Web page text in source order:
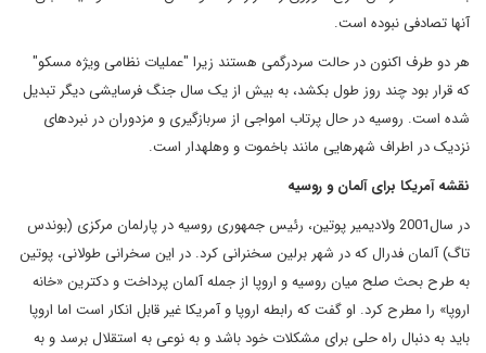
آنها تصادفی نبوده است.
هر دو طرف اکنون در حالت سردرگمی هستند زیرا "عملیات نظامی ویژه مسکو"
که قرار بود چند روز طول بکشد، به بیش از یک سال جنگ فرسایشی دیگر تبدیل
شده است. روسیه در حال پرتاب امواجی از سربازگیری و مزدوران در نبردهای
نزدیک در اطراف شهرهایی مانند باخموت و وهلهدار است.
نقشه آمریکا برای آلمان و روسیه
در سال2001 ولادیمیر پوتین، رئیس جمهوری روسیه در پارلمان مرکزی (بوندس
تاگ) آلمان فدرال که در شهر برلین سخنرانی کرد. در این سخرانی طولانی، پوتین
به طرح بحث صلح میان روسیه و اروپا از جمله آلمان پرداخت و دکترین «خانه
اروپا» را مطرح کرد. او گفت که رابطه اروپا و آمریکا غیر قابل انکار است اما اروپا
باید به دنبال راه حلی برای مشکلات خود باشد و به نوعی به استقلال برسد و به